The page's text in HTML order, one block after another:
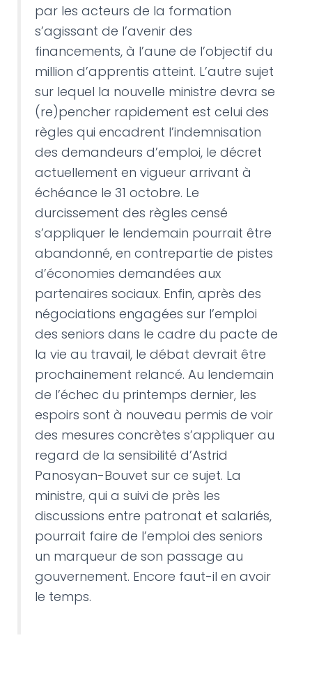
par les acteurs de la formation
s’agissant de l’avenir des
financements, à l’aune de l’objectif du
million d’apprentis atteint. L’autre sujet
sur lequel la nouvelle ministre devra se
(re)pencher rapidement est celui des
règles qui encadrent l’indemnisation
des demandeurs d’emploi, le décret
actuellement en vigueur arrivant à
échéance le 31 octobre. Le
durcissement des règles censé
s’appliquer le lendemain pourrait être
abandonné, en contrepartie de pistes
d’économies demandées aux
partenaires sociaux. Enfin, après des
négociations engagées sur l’emploi
des seniors dans le cadre du pacte de
la vie au travail, le débat devrait être
prochainement relancé. Au lendemain
de l’échec du printemps dernier, les
espoirs sont à nouveau permis de voir
des mesures concrètes s’appliquer au
regard de la sensibilité d’Astrid
Panosyan-Bouvet sur ce sujet. La
ministre, qui a suivi de près les
discussions entre patronat et salariés,
pourrait faire de l’emploi des seniors
un marqueur de son passage au
gouvernement. Encore faut-il en avoir
le temps.